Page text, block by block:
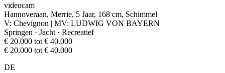
videocam
Hannoveraan, Merrie, 5 Jaar, 168 cm, Schimmel
V: Chevignon | MV: LUDWIG VON BAYERN
Springen · Jacht · Recreatief
€ 20.000 tot € 40.000
€ 20.000 tot € 40.000
DE